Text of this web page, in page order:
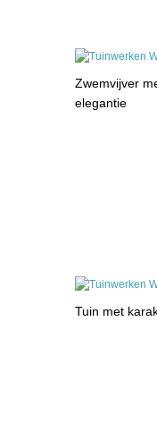
Zwemvijver
elegantie
Tuin met